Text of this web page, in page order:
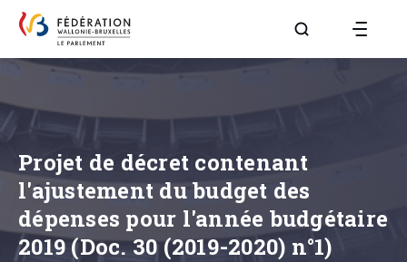
Aller à la page
Projet de décret contenant
l'ajustement du budget des
dépenses pour l'année budgétaire
2019 (Doc. 30 (2019-2020) n°1)